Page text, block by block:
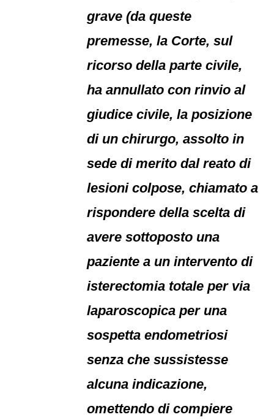
grave (da queste
premesse, la Corte, sul
ricorso della parte civile,
ha annullato con rinvio al
giudice civile, la posizione
di un chirurgo, assolto in
sede di merito dal reato di
lesioni colpose, chiamato a
rispondere della scelta di
avere sottoposto una
paziente a un intervento di
isterectomia totale per via
laparoscopica per una
sospetta endometriosi
senza che sussistesse
alcuna indicazione,
omettendo di compiere